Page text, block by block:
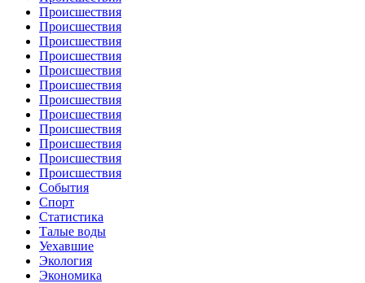
Происшествия
Происшествия
Происшествия
Происшествия
Происшествия
Происшествия
Происшествия
Происшествия
Происшествия
Происшествия
Происшествия
Происшествия
События
Спорт
Статистика
Талые воды
Уехавшие
Экология
Экономика